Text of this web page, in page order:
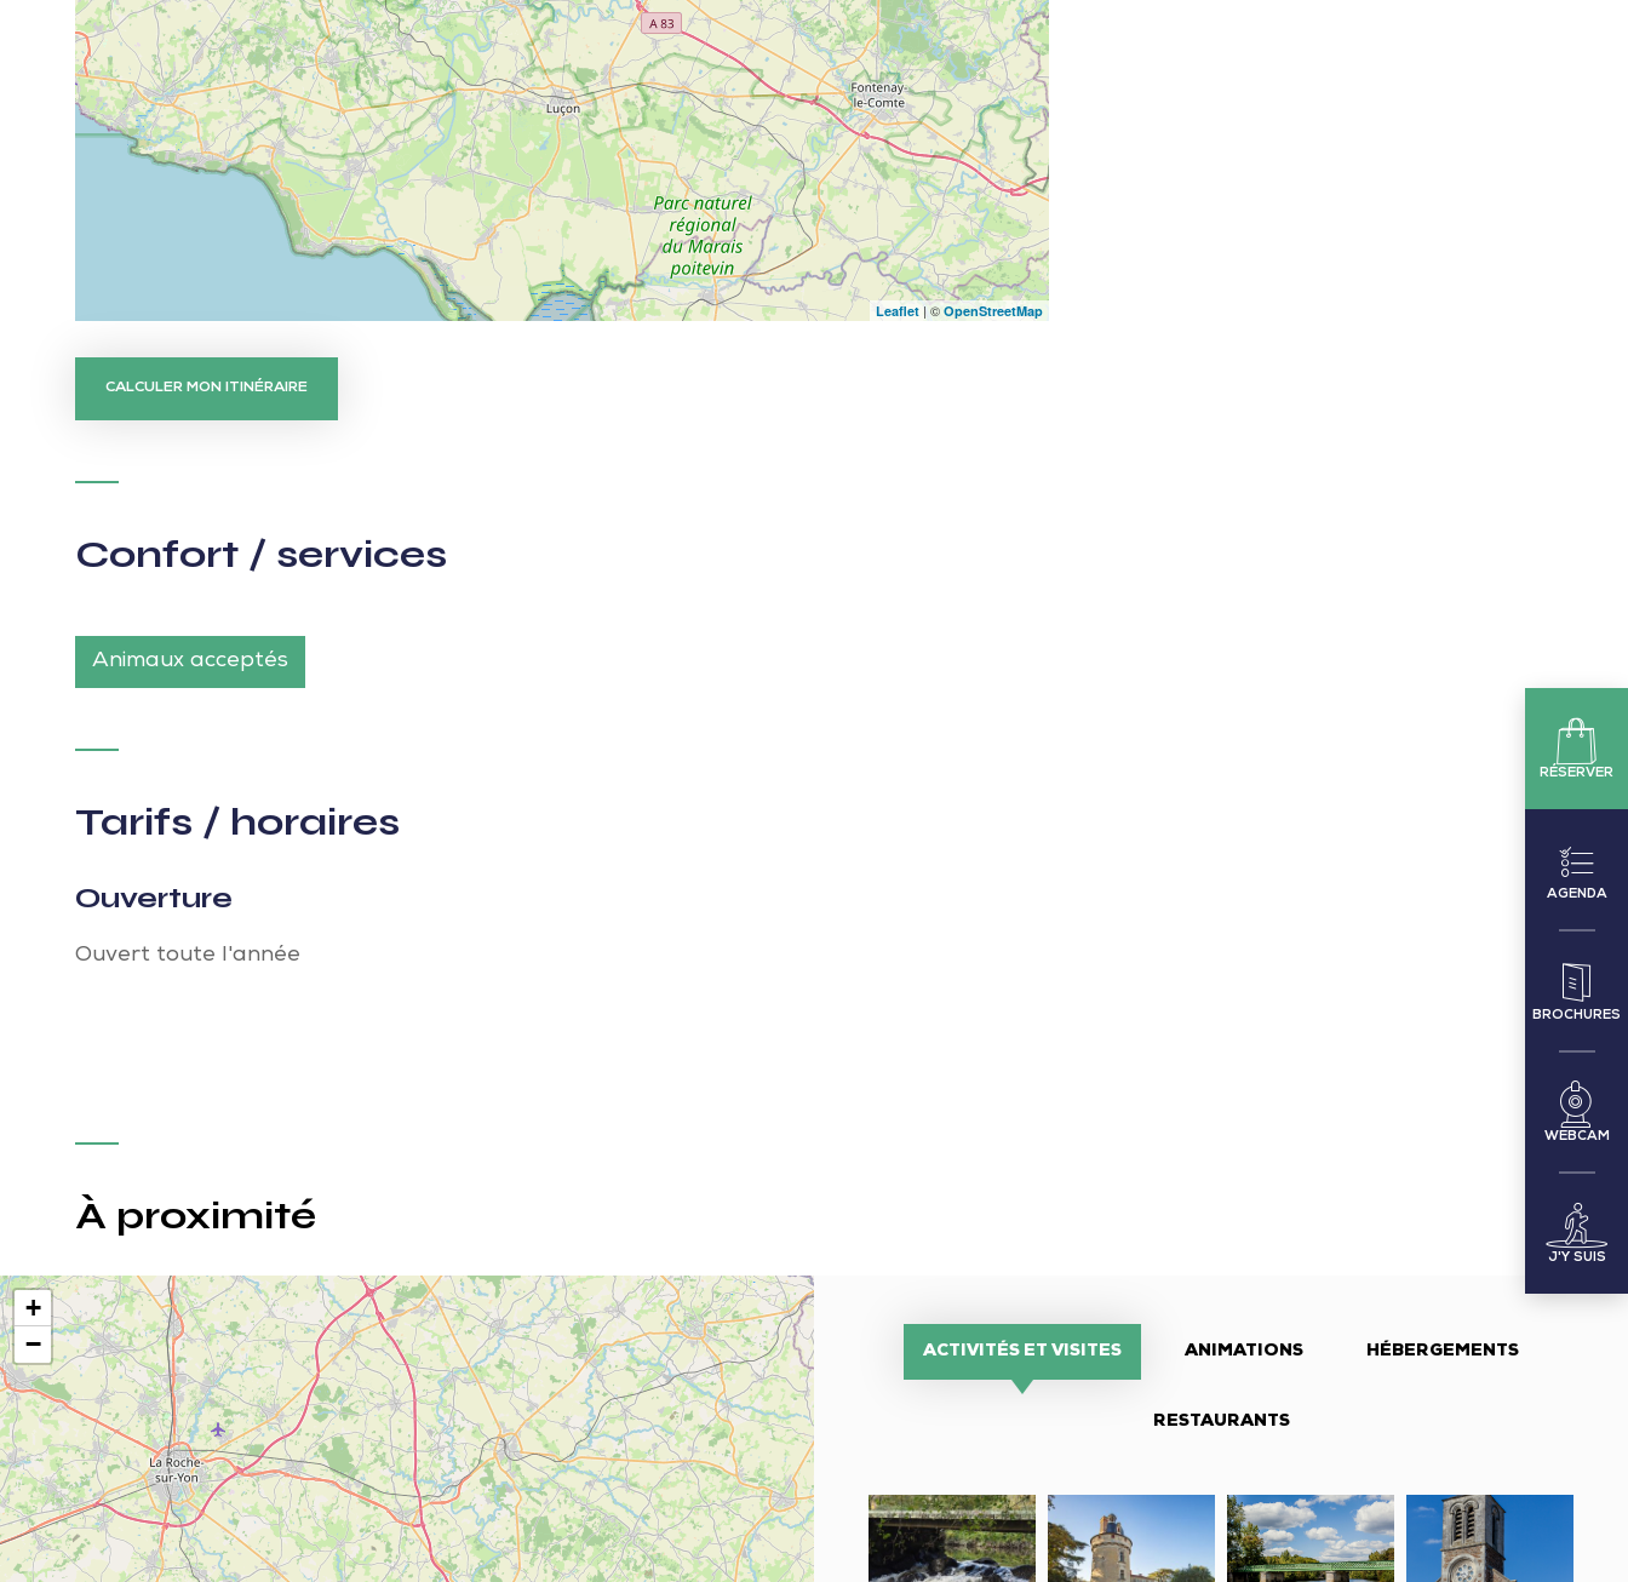
RÉSERVER
AGENDA
BROCHURES
WEBCAM
J'Y SUIS
Leaflet | © OpenStreetMap
CALCULER MON ITINÉRAIRE
Confort / services
Animaux acceptés
Tarifs / horaires
Ouverture
Ouvert toute l'année
À proximité
+
−
ACTIVITÉS ET VISITES ANIMATIONS HÉBERGEMENTS
RESTAURANTS
Chaussée
de
Château
de
Pont
Eiffel
Église
Saint-